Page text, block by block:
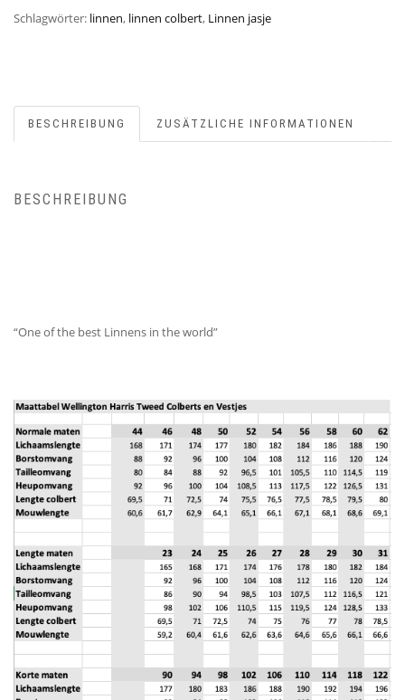
Schlagwörter: linnen, linnen colbert, Linnen jasje
BESCHREIBUNG ZUSÄTZLICHE INFORMATIONEN
BESCHREIBUNG
“One of the best Linnens in the world”